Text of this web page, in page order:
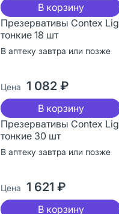
В корзину
Презервативы Contex
тонкие 18 шт
В аптеку завтра или позже
Цена 1 082 ₽
В корзину
Презервативы Contex
тонкие 30 шт
В аптеку завтра или позже
Цена 1 621 ₽
В корзину